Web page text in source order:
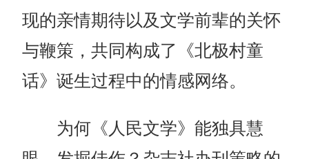
现的亲情期待以及文学前辈的关怀
与鞭策，共同构成了《北极村童
话》诞生过程中的情感网络。
为何《人民文学》能独具慧